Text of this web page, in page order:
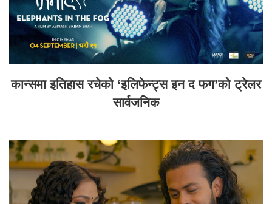
कान्समा इतिहास रचेको ‘इलिफेन्ट्स इन द फग’को ट्रेलर
सार्वजनिक